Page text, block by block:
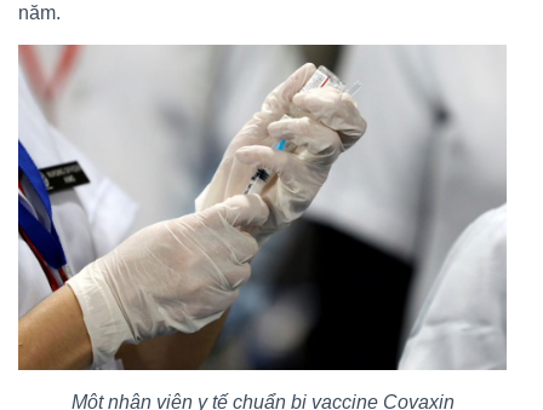
năm.
Một nhân viên y tế chuẩn bị vaccine Covaxin